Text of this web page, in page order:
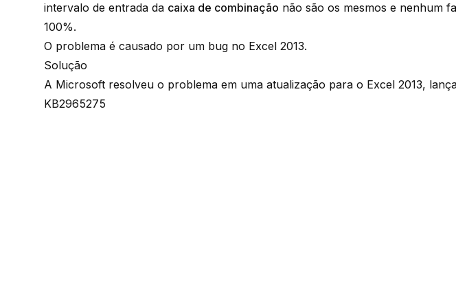
intervalo de entrada da caixa de combinação não são os mesmos e nenhum
100%.
O problema é causado por um bug no Excel 2013.
Solução
A Microsoft resolveu o problema em uma atualização para o Excel 2013,
KB2965275